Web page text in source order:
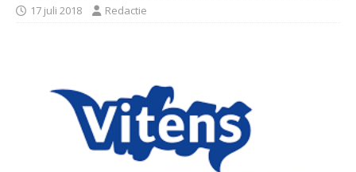
17 juli 2018 Redactie